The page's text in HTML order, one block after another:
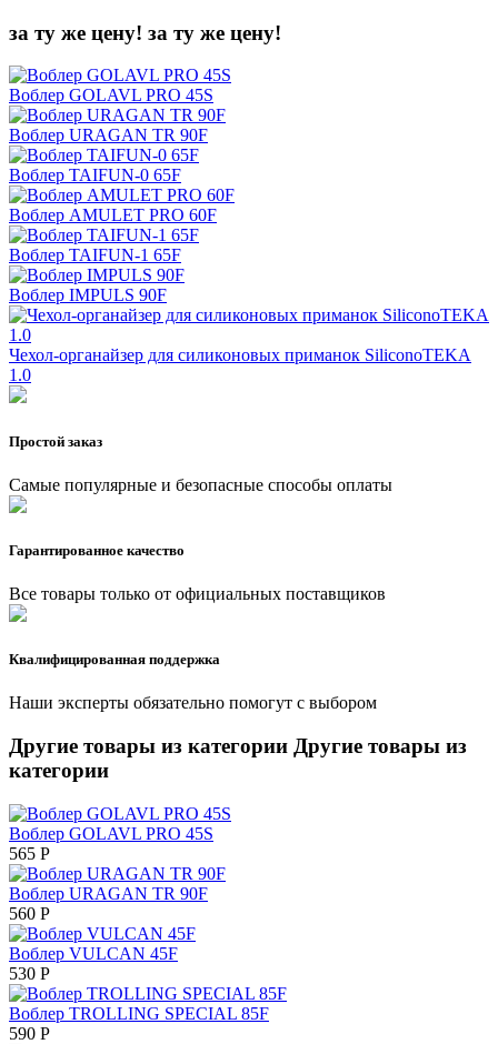
за ту же цену! за ту же цену!
Воблер GOLAVL PRO 45S
Воблер URAGAN TR 90F
Воблер TAIFUN-0 65F
Воблер AMULET PRO 60F
Воблер TAIFUN-1 65F
Воблер IMPULS 90F
Чехол-органайзер для силиконовых приманок SiliconoТEKA
1.0
Простой заказ
Самые популярные и безопасные способы оплаты
Гарантированное качество
Все товары только от официальных поставщиков
Квалифицированная поддержка
Наши эксперты обязательно помогут с выбором
Другие товары из категории Другие товары из
категории
Воблер GOLAVL PRO 45S
565 Р
Воблер URAGAN TR 90F
560 Р
Воблер VULCAN 45F
530 Р
Воблер TROLLING SPECIAL 85F
590 Р